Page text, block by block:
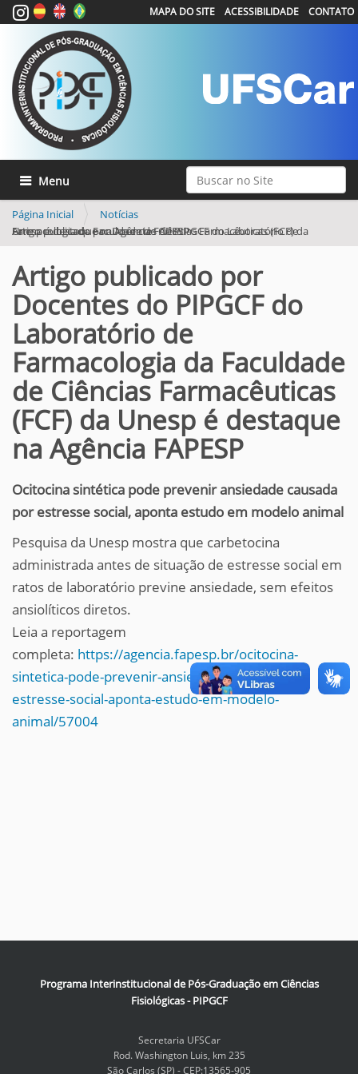
Busca Avançada…
MAPA DO SITE ACESSIBILIDADE CONTATO
Toggle navigation
Página Inicial
Notícias
Artigo publicado por Docentes do PIPGCF do Laboratório de Farmacologia da Faculdade de Ciências Farmacêuticas (FCF) da Unesp é destaque na Agência FAPESP
Artigo publicado por
Docentes do PIPGCF do
Laboratório de
Farmacologia da Faculdade
de Ciências Farmacêuticas
(FCF) da Unesp é destaque
na Agência FAPESP
Ocitocina sintética pode prevenir ansiedade causada
por estresse social, aponta estudo em modelo animal
Pesquisa da Unesp mostra que carbetocina
administrada antes de situação de estresse social em
ratos de laboratório previne ansiedade, sem efeitos
ansiolíticos diretos.
Leia a reportagem
completa: https://agencia.fapesp.br/ocitocina-
sintetica-pode-prevenir-ansiedade-causada-por-
estresse-social-aponta-estudo-em-modelo-
animal/57004
Programa Interinstitucional de Pós-Graduação em Ciências
Fisiológicas - PIPGCF
Secretaria UFSCar
Rod. Washington Luis, km 235
São Carlos (SP) - CEP:13565-905